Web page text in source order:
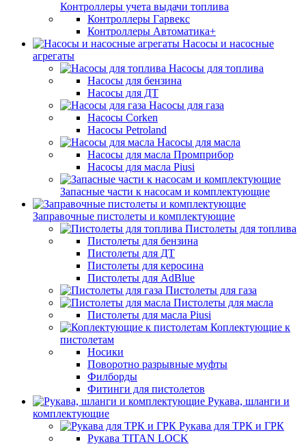
Контроллеры учета выдачи топлива
Контроллеры Гарвекс
Контроллеры Автоматика+
Насосы и насосные
агрегаты
Насосы для топлива
Насосы для бензина
Насосы для ДТ
Насосы для газа
Насосы Corken
Насосы Petroland
Насосы для масла
Насосы для масла Промприбор
Насосы для масла Piusi
Запасные части к насосам и комплектующие
Заправочные пистолеты и комплектующие
Пистолеты для топлива
Пистолеты для бензина
Пистолеты для ДТ
Пистолеты для керосина
Пистолеты для AdBlue
Пистолеты для газа
Пистолеты для масла
Пистолеты для масла Piusi
Коплектующие к
пистолетам
Носики
Поворотно разрывные муфты
Филборды
Фитинги для пистолетов
Рукава, шланги и
комплектующие
Рукава для ТРК и ГРК
Рукава TITAN LOCK